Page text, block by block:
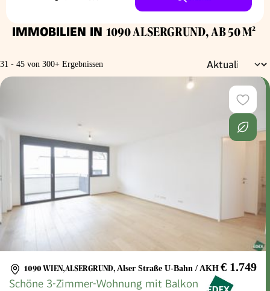
IMMOBILIEN IN 1090 ALSERGRUND, AB 50 M²
31 - 45 von 300+ Ergebnissen
1090 WIEN,ALSERGRUND, Alser Straße U-Bahn / AKH € 1.749
Schöne 3-Zimmer-Wohnung mit Balkon